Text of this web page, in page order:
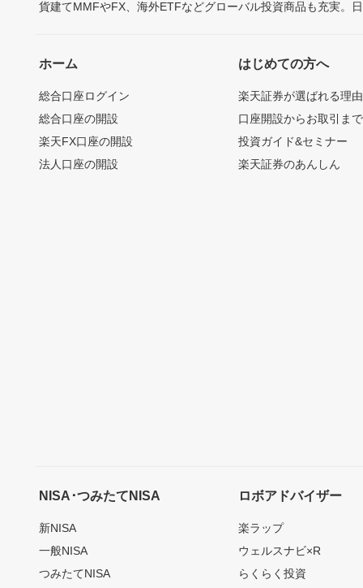
貨建てMMFやFX、海外ETFなどグローバル投資商品も充実。
ホーム
総合口座ログイン
総合口座の開設
楽天FX口座の開設
法人口座の開設
はじめての方へ
楽天証券が選ばれる理由
口座開設からお取引ま
投資ガイド&セミナー
楽天証券のあんしん
NISA･つみたてNISA
新NISA
一般NISA
つみたてNISA
ロボアドバイザー
楽ラップ
ウェルスナビ×R
らくらく投資